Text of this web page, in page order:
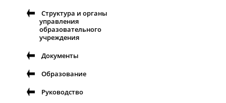
Структура и органы
управления
образовательного
учреждения
Документы
Образование
Руководство